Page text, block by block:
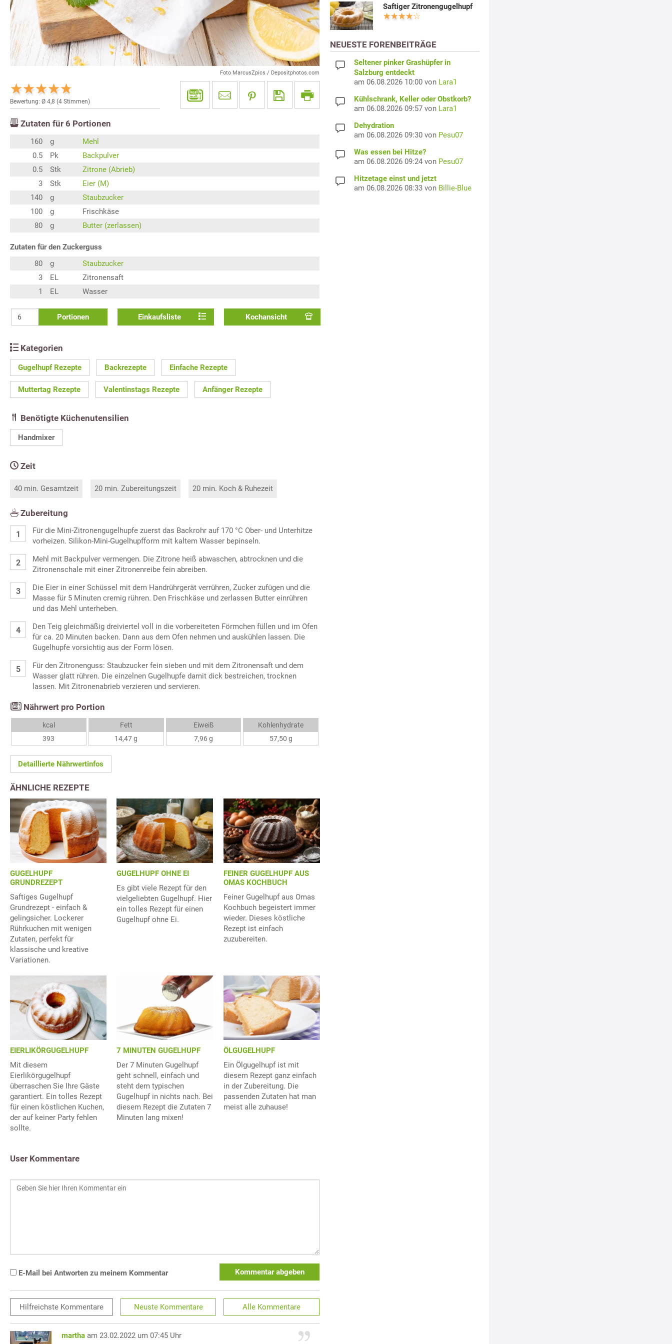
Foto MarcusZpics / Depositphotos.com
Bewertung: Ø 4,8 (4 Stimmen)
Zutaten für 6 Portionen
160 g
Mehl
0.5
Pk
Backpulver
0.5
Stk
Zitrone (Abrieb)
3
Stk
Eier (M)
140
g
Staubzucker
100
g
Frischkäse
80
g Butter (zerlassen)
Zutaten für den Zuckerguss
80
g
Staubzucker
3
EL
Zitronensaft
1
EL Wasser
Portionen Einkaufsliste Kochansicht
Kategorien
Gugelhupf Rezepte Backrezepte Einfache Rezepte
Muttertag Rezepte Valentinstags Rezepte Anfänger Rezepte
Benötigte Küchenutensilien
Handmixer
Zeit
40 min. Gesamtzeit 20 min. Zubereitungszeit 20 min. Koch & Ruhezeit
Zubereitung
Für die Mini-Zitronengugelhupfe zuerst das Backrohr auf 170 °C Ober- und Unterhitze
vorheizen. Silikon-Mini-Gugelhupfform mit kaltem Wasser bepinseln.
Mehl mit Backpulver vermengen. Die Zitrone heiß abwaschen, abtrocknen und die
Zitronenschale mit einer Zitronenreibe fein abreiben.
Die Eier in einer Schüssel mit dem Handrührgerät verrühren, Zucker zufügen und die
Masse für 5 Minuten cremig rühren. Den Frischkäse und zerlassen Butter einrühren
und das Mehl unterheben.
Den Teig gleichmäßig dreiviertel voll in die vorbereiteten Förmchen füllen und im Ofen
für ca. 20 Minuten backen. Dann aus dem Ofen nehmen und auskühlen lassen. Die
Gugelhupfe vorsichtig aus der Form lösen.
Für den Zitronenguss: Staubzucker fein sieben und mit dem Zitronensaft und dem
Wasser glatt rühren. Die einzelnen Gugelhupfe damit dick bestreichen, trocknen
lassen. Mit Zitronenabrieb verzieren und servieren.
Nährwert pro Portion
kcal
393
Fett
14,47 g
Eiweiß
7,96 g
Kohlenhydrate
57,50 g
Detaillierte Nährwertinfos
ÄHNLICHE REZEPTE
GUGELHUPF
GRUNDREZEPT
Saftiges Gugelhupf
Grundrezept - einfach &
gelingsicher. Lockerer
Rührkuchen mit wenigen
Zutaten, perfekt für
klassische und kreative
Variationen.
GUGELHUPF OHNE EI
Es gibt viele Rezept für den
vielgeliebten Gugelhupf. Hier
ein tolles Rezept für einen
Gugelhupf ohne Ei.
FEINER GUGELHUPF AUS
OMAS KOCHBUCH
Feiner Gugelhupf aus Omas
Kochbuch begeistert immer
wieder. Dieses köstliche
Rezept ist einfach
zuzubereiten.
EIERLIKÖRGUGELHUPF
Mit diesem
Eierlikörgugelhupf
überraschen Sie Ihre Gäste
garantiert. Ein tolles Rezept
für einen köstlichen Kuchen,
der auf keiner Party fehlen
sollte.
7 MINUTEN GUGELHUPF
Der 7 Minuten Gugelhupf
geht schnell, einfach und
steht dem typischen
Gugelhupf in nichts nach. Bei
diesem Rezept die Zutaten 7
Minuten lang mixen!
ÖLGUGELHUPF
Ein Ölgugelhupf ist mit
diesem Rezept ganz einfach
in der Zubereitung. Die
passenden Zutaten hat man
meist alle zuhause!
User Kommentare
E-Mail bei Antworten zu meinem Kommentar Kommentar abgeben
Hilfreichste Kommentare Neuste Kommentare Alle Kommentare
martha am 23.02.2022 um 07:45 Uhr
Saftiger Zitronengugelhupf
NEUESTE FORENBEITRÄGE
Seltener pinker Grashüpfer in
Salzburg entdeckt
am 06.08.2026 10:00 von Lara1
Kühlschrank, Keller oder Obstkorb?
am 06.08.2026 09:57 von Lara1
Dehydration
am 06.08.2026 09:30 von Pesu07
Was essen bei Hitze?
am 06.08.2026 09:24 von Pesu07
Hitzetage einst und jetzt
am 06.08.2026 08:33 von Billie-Blue